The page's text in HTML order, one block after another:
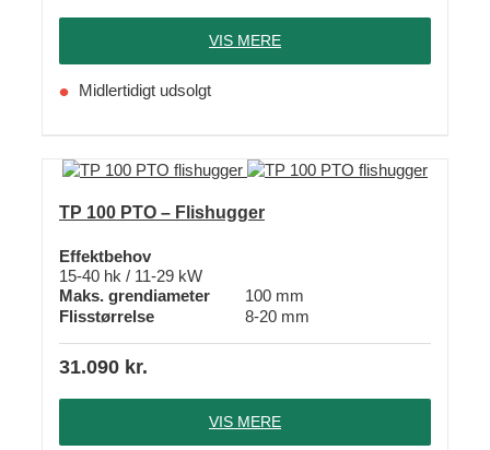
VIS MERE
Midlertidigt udsolgt
TP 100 PTO – Flishugger
Effektbehov
15-40 hk / 11-29 kW
Maks. grendiameter
100 mm
Flisstørrelse
8-20 mm
31.090 kr.
VIS MERE